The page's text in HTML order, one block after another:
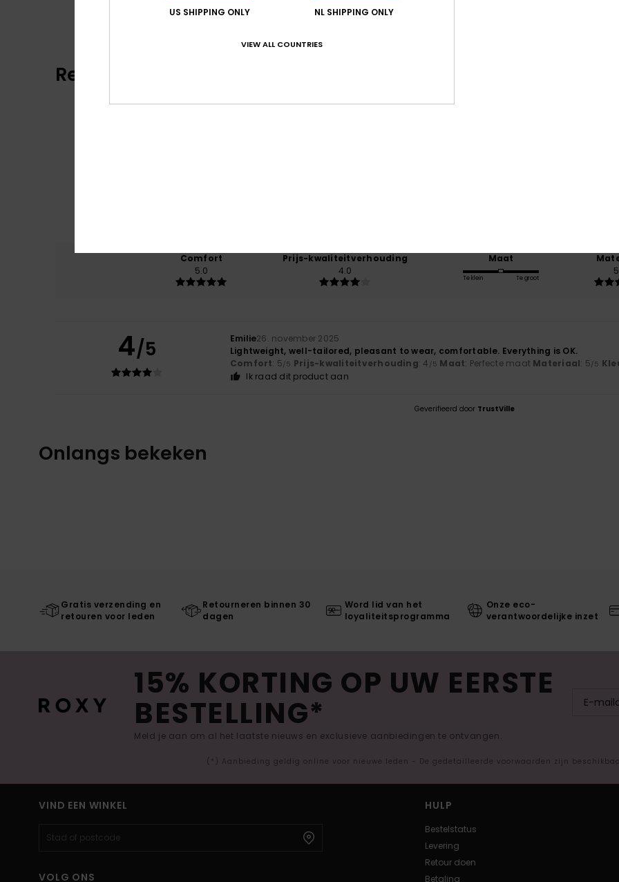
Reviews van klanten
Comfort
5.0
Prijs-kwaliteitverhouding
4.0
Maat
Te klein Te groot
4/5 Emilie26. november 2025
Lightweight, well-tailored, pleasant to wear, comfortable. Everything is OK.
Comfort: 5/5 Prijs-kwaliteitverhouding: 4 /5 Maat: Perfecte maat Materiaal: 5/5
Ik raad dit product aan
Geverifieerd door TrustVille
Onlangs bekeken
Gratis verzending en
retouren voor leden
Retourneren binnen 30
dagen
Word lid van het
loyaliteitsprogramma
Onze eco-
verantwoordelijke inzet
15% KORTING OP UW EERSTE
BESTELLING*
Meld je aan om al het laatste nieuws en exclusieve aanbiedingen te ontvangen.
(*) Aanbieding geldig online voor nieuwe leden - De gedetailleerde voorwaarden zijn
VIND EEN WINKEL
VOLG ONS
HULP
Bestelstatus
Levering
Retour doen
Betaling
US SHIPPING ONLY NL SHIPPING ONLY
VIEW ALL COUNTRIES